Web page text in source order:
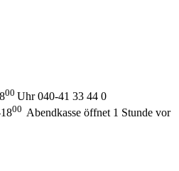
00 Uhr 040-41 33 44 0
00 Abendkasse öffnet 1 Stunde vor